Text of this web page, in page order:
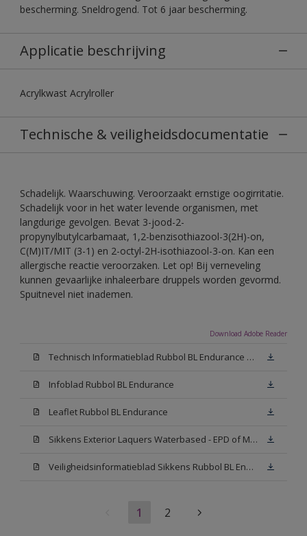
bescherming. Sneldrogend. Tot 6 jaar bescherming.
Applicatie beschrijving
Acrylkwast Acrylroller
Technische & veiligheidsdocumentatie
Schadelijk. Waarschuwing. Veroorzaakt ernstige oogirritatie.
Schadelijk voor in het water levende organismen, met
langdurige gevolgen. Bevat 3-jood-2-
propynylbutylcarbamaat, 1,2-benzisothiazool-3(2H)-on,
C(M)IT/MIT (3-1) en 2-octyl-2H-isothiazool-3-on. Kan een
allergische reactie veroorzaken. Let op! Bij verneveling
kunnen gevaarlijke inhaleerbare druppels worden gevormd.
Spuitnevel niet inademen.
Download Adobe Reader
Technisch Informatieblad Rubbol BL Endurance HG (PDF)
Infoblad Rubbol BL Endurance
Leaflet Rubbol BL Endurance
Sikkens Exterior Laquers Waterbased - EPD of Milieuproductverklaring
Veiligheidsinformatieblad Sikkens Rubbol BL Endurance High Gloss N00 (MSDS)
1 2